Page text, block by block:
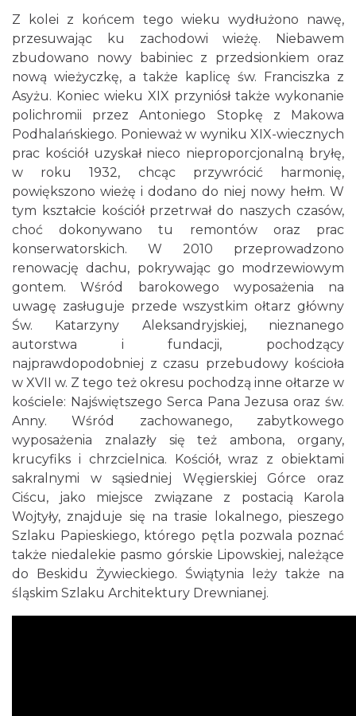
Z kolei z końcem tego wieku wydłużono nawę,
przesuwając ku zachodowi wieżę. Niebawem
zbudowano nowy babiniec z przedsionkiem oraz
nową wieżyczkę, a także kaplicę św. Franciszka z
Asyżu. Koniec wieku XIX przyniósł także wykonanie
polichromii przez Antoniego Stopkę z Makowa
Podhalańskiego. Ponieważ w wyniku XIX-wiecznych
prac kościół uzyskał nieco nieproporcjonalną bryłę,
w roku 1932, chcąc przywrócić harmonię,
powiększono wieżę i dodano do niej nowy hełm. W
tym kształcie kościół przetrwał do naszych czasów,
choć dokonywano tu remontów oraz prac
konserwatorskich. W 2010 przeprowadzono
renowację dachu, pokrywając go modrzewiowym
gontem. Wśród barokowego wyposażenia na
uwagę zasługuje przede wszystkim ołtarz główny
Św. Katarzyny Aleksandryjskiej, nieznanego
autorstwa i fundacji, pochodzący
najprawdopodobniej z czasu przebudowy kościoła
w XVII w. Z tego też okresu pochodzą inne ołtarze w
kościele: Najświętszego Serca Pana Jezusa oraz św.
Anny. Wśród zachowanego, zabytkowego
wyposażenia znalazły się też ambona, organy,
krucyfiks i chrzcielnica. Kościół, wraz z obiektami
sakralnymi w sąsiedniej Węgierskiej Górce oraz
Ciścu, jako miejsce związane z postacią Karola
Wojtyły, znajduje się na trasie lokalnego, pieszego
Szlaku Papieskiego, którego pętla pozwala poznać
także niedalekie pasmo górskie Lipowskiej, należące
do Beskidu Żywieckiego. Świątynia leży także na
śląskim Szlaku Architektury Drewnianej.